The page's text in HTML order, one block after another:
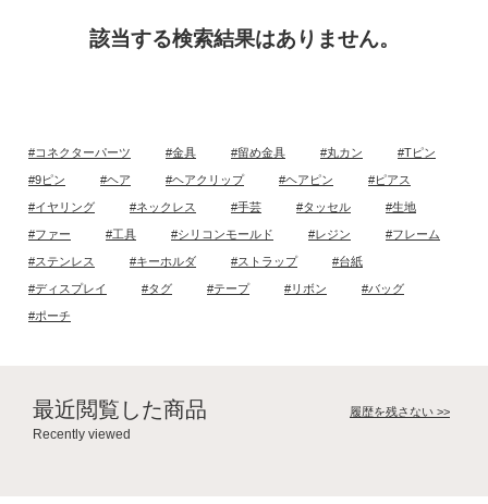
該当する検索結果はありません。
#コネクターパーツ #金具 #留め金具 #丸カン #Tピン
#9ピン #ヘア #ヘアクリップ #ヘアピン #ピアス
#イヤリング #ネックレス #手芸 #タッセル #生地
#ファー #工具 #シリコンモールド #レジン #フレーム
#ステンレス #キーホルダ #ストラップ #台紙
#ディスプレイ #タグ #テープ #リボン #バッグ
#ポーチ
最近閲覧した商品
Recently viewed
履歴を残さない >>